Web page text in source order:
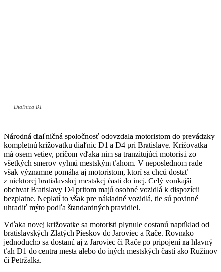
Diaľnica D1
Národná diaľničná spoločnosť odovzdala motoristom do prevádzky
kompletnú križovatku diaľnic D1 a D4 pri Bratislave. Križovatka
má osem vetiev, pričom vďaka nim sa tranzitujúci motoristi zo
všetkých smerov vyhnú mestským ťahom. V neposlednom rade
však významne pomáha aj motoristom, ktorí sa chcú dostať
z niektorej bratislavskej mestskej časti do inej. Celý vonkajší
obchvat Bratislavy D4 pritom majú osobné vozidlá k dispozícii
bezplatne. Neplatí to však pre nákladné vozidlá, tie sú povinné
uhradiť mýto podľa štandardných pravidiel.
Vďaka novej križovatke sa motoristi plynule dostanú napríklad od
bratislavských Zlatých Pieskov do Jaroviec a Rače. Rovnako
jednoducho sa dostanú aj z Jaroviec či Rače po pripojení na hlavný
ťah D1 do centra mesta alebo do iných mestských častí ako Ružinov
či Petržalka.